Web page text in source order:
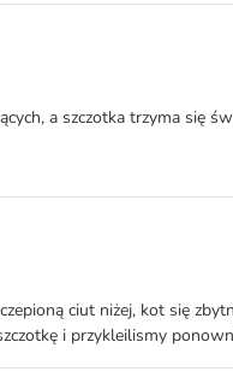
a szczotka trzyma się
ciut niżej, kot się
i przykleilismy